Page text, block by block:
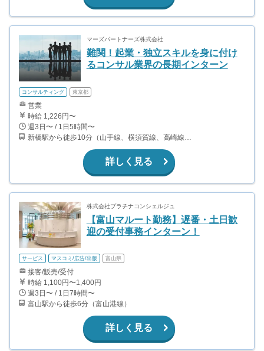
マーズパートナーズ株式会社
難関！起業・独立スキルを身に付け
るコンサル業界の長期インターン
コンサルティング 東京都
営業
時給 1,226円〜
週3日〜 / 1日5時間〜
詳しく見る
株式会社プラチナコンシェルジュ
【富山マルート勤務】遅番・土日歓
迎の受付事務インターン！
サービス マスコミ/広告/出版 富山県
接客/販売/受付
時給 1,100円〜1,400円
週3日〜 / 1日7時間〜
富山駅から徒歩6分（富山港線）
詳しく見る